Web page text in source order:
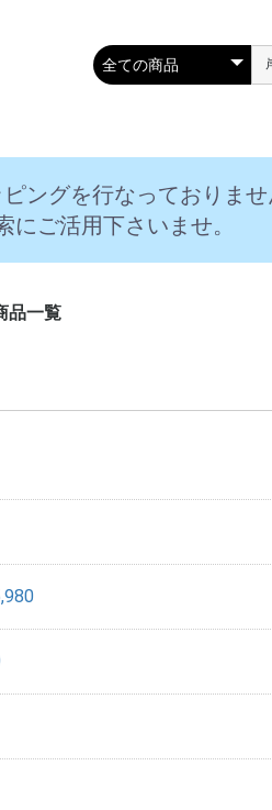
ングを行なっておりませ
にご活用下さいませ。
品一覧